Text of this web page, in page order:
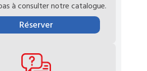
à consulter notre catalogue.
Réserver